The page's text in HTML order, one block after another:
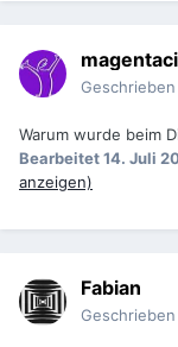
Geschrieben
Warum wurde beim
Bearbeitet14. Juli
anzeigen)
Fabian
Geschrieben